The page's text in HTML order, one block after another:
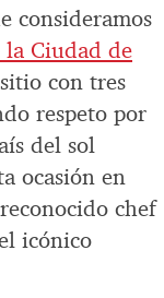
consideramos
la Ciudad de
con tres
respeto por
del sol
ocasión en
chef
icónico